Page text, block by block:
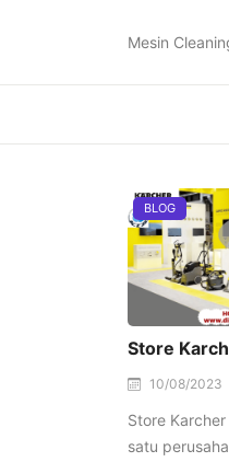
Mesin
BLOG
Store
10/08/2023
Store
satu